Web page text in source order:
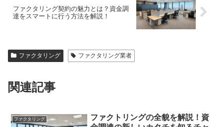
ファクタリング契約の魅力とは？資金調
達をスマートに行う方法を解説！
ファクタリング ファクタリング業者
関連記事
ファクタリング
ファクトリングの全貌を解説！資